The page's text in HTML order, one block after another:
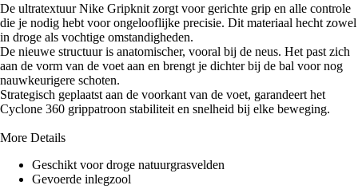
De ultratextuur Nike Gripknit zorgt voor gerichte grip en alle controle
die je nodig hebt voor ongelooflijke precisie. Dit materiaal hecht zowel
in droge als vochtige omstandigheden.
De nieuwe structuur is anatomischer, vooral bij de neus. Het past zich
aan de vorm van de voet aan en brengt je dichter bij de bal voor nog
nauwkeurigere schoten.
Strategisch geplaatst aan de voorkant van de voet, garandeert het
Cyclone 360 grippatroon stabiliteit en snelheid bij elke beweging.
More Details
Geschikt voor droge natuurgrasvelden
Gevoerde inlegzool